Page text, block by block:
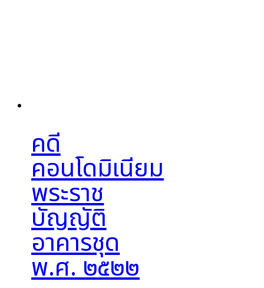
คดี
คอนโดมิเนียม
พระราช
บัญญัติ
อาคารชุด
พ.ศ. ๒๕๒๒